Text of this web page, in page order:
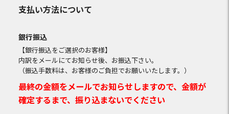
支払い方法について
銀行振込
【銀行振込をご選択のお客様】
内訳をメールにてお知らせ後、お振込下さい。
（振込手数料は、お客様のご負担でお願いいたします。）
最終の金額をメールでお知らせしますので、金額が
確定するまで、振り込まないでください